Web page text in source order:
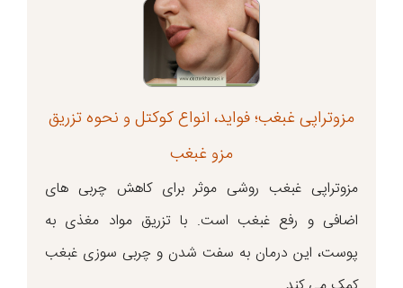
مزوتراپی غبغب؛ فواید، انواع کوکتل و نحوه تزریق
مزو غبغب
مزوتراپی غبغب روشی موثر برای کاهش چربی های
اضافی و رفع غبغب است. با تزریق مواد مغذی به
پوست، این درمان به سفت شدن و چربی سوزی غبغب